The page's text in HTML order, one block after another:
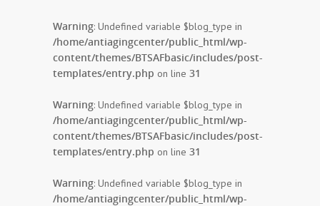
Warning: Undefined variable $blog_type in
/home/antiagingcenter/public_html/wp-
content/themes/BTSAFbasic/includes/post-
templates/entry.php on line 31
Warning: Undefined variable $blog_type in
/home/antiagingcenter/public_html/wp-
content/themes/BTSAFbasic/includes/post-
templates/entry.php on line 31
Warning: Undefined variable $blog_type in
/home/antiagingcenter/public_html/wp-